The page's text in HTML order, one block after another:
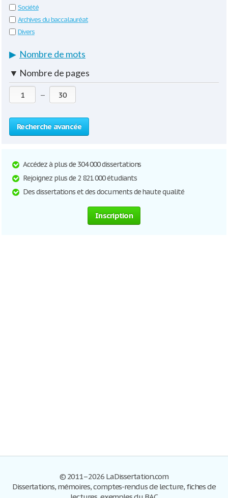
Société
Archives du baccalauréat
Divers
▶ Nombre de mots
▼ Nombre de pages
—
Recherche avancée
Accédez à plus de 304 000 dissertations
Rejoignez plus de 2 821 000 étudiants
Des dissertations et des documents de haute qualité
Inscription
© 2011–2026 LaDissertation.com
Dissertations, mémoires, comptes-rendus de lecture, fiches de